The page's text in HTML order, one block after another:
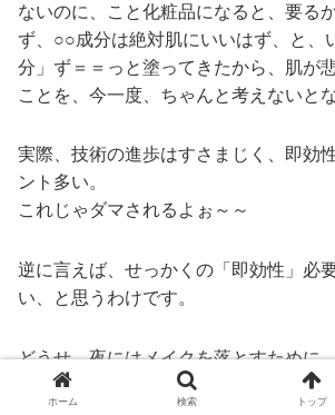
ないのに、こと化粧品になると、要る
ず、○○成分は絶対肌にいいはず、と、
分」ず＝＝っと塗ってきたから、肌が
ことを、今一度、ちゃんと考えないと
実際、技術の進歩はすさまじく、即効
ント多い。
これじゃダマされるよぉ～～
逆に言えば、せっかくの「即効性」必
い、と思うわけです。
どうせ、夜にはメイクを落とすために
で、変に神経質になるよりは、気分よ
ホーム 検索 トップ